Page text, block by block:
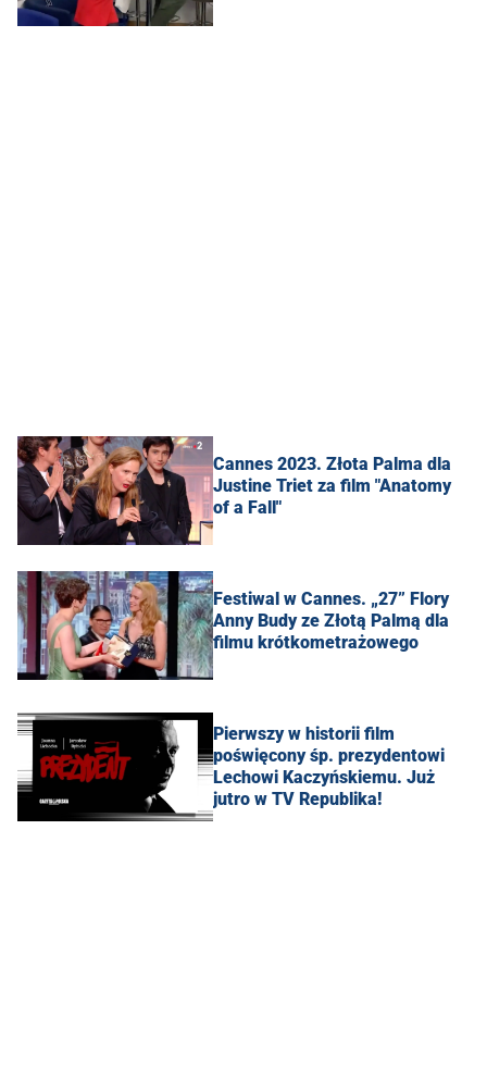
Cannes 2023. Złota Palma dla
Justine Triet za film "Anatomy
of a Fall"
Festiwal w Cannes. „27” Flory
Anny Budy ze Złotą Palmą dla
filmu krótkometrażowego
Pierwszy w historii film
poświęcony śp. prezydentowi
Lechowi Kaczyńskiemu. Już
jutro w TV Republika!